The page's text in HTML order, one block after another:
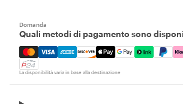
Domanda
Quali metodi di pagamento sono
Mastercard, Visa, Amex, Discover,
La disponibilità varia in base alla destinazione